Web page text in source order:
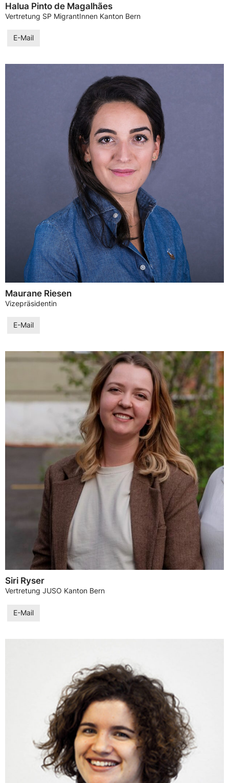
Halua Pinto de Magalhães
Vertretung SP MigrantInnen Kanton Bern
E-Mail
Maurane Riesen
Vizepräsidentin
E-Mail
Siri Ryser
Vertretung JUSO Kanton Bern
E-Mail